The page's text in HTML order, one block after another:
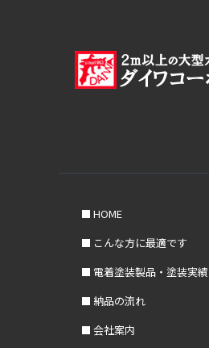
HOME
こんな方に最適です
電着塗装製品・塗装実績
納品の流れ
会社案内